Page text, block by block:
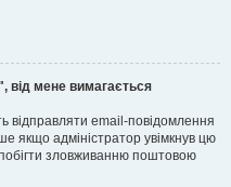
від мене вимагається
відправляти email-повідомлення
якщо адміністратор увімкнув цю
зловживанню поштовою